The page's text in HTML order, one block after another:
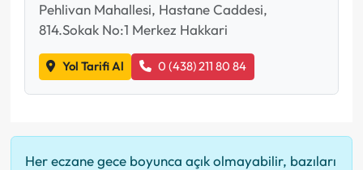
Pehlivan Mahallesi, Hastane Caddesi,
814.Sokak No:1 Merkez Hakkari
Yol Tarifi Al 0 (438) 211 80 84
Her eczane gece boyunca açık olmayabilir, bazıları